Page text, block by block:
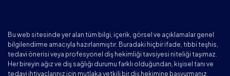
Bu web sitesinde yer alan tüm bilgi, içerik, görsel ve açıklamalar genel
bilgilendirme amacıyla hazırlanmıştır. Buradaki hiçbir ifade, tıbbi teşhis,
tedavi önerisi veya profesyonel diş hekimliği tavsiyesi niteliği taşımaz.
Her bireyin ağız ve diş sağlığı durumu farklı olduğundan, kişisel tanı ve
tedavi ihtiyaçlarınız için mutlaka yetkili bir diş hekimine başvurmanız